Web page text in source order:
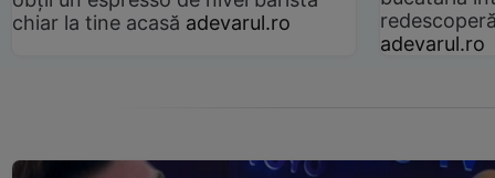
chiar la tine acasă adevarul.ro
adevarul.ro